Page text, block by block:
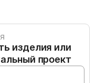
изделия или
проект